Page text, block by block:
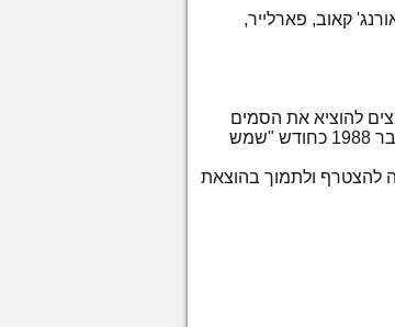
קאוב, פארלייר,
לתמיכה במאמצים להוציא את הסמים
מחוץ לתחומי בתי הספר ומחוץ לתחומי הקהילות שלנו ומצהירים בזאת על חודש ספטמבר 1988 כחודש "שמש
אמריקה להצטרף ולתמוך בהוצאת